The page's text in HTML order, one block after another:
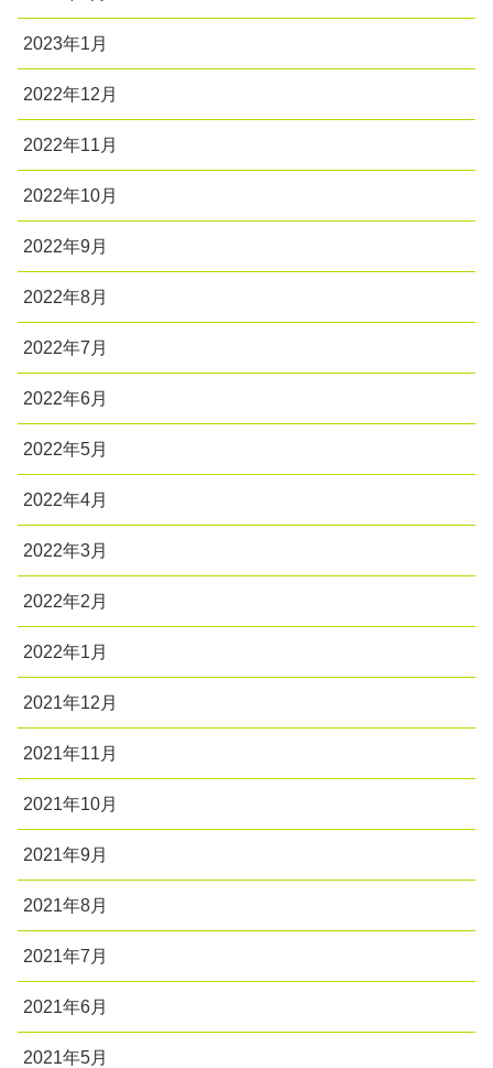
2023年1月
2022年12月
2022年11月
2022年10月
2022年9月
2022年8月
2022年7月
2022年6月
2022年5月
2022年4月
2022年3月
2022年2月
2022年1月
2021年12月
2021年11月
2021年10月
2021年9月
2021年8月
2021年7月
2021年6月
2021年5月